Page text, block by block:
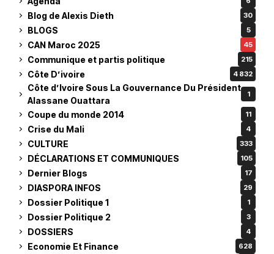
Blog de Alexis Dieth 30
BLOGS 5
CAN Maroc 2025 45
Communique et partis politique 215
Côte D’ivoire 4 832
Côte d’Ivoire Sous La Gouvernance Du Président
Alassane Ouattara
1
Coupe du monde 2014 11
Crise du Mali 4
CULTURE 333
DÉCLARATIONS ET COMMUNIQUES 105
Dernier Blogs 17
DIASPORA INFOS 29
Dossier Politique 1 1
Dossier Politique 2 3
DOSSIERS 4
Economie Et Finance 628